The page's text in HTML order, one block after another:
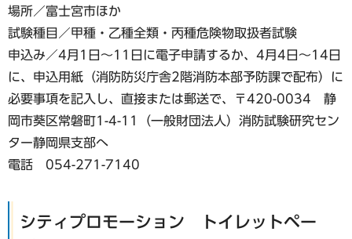
場所／富士宮市ほか
試験種目／甲種・乙種全類・丙種危険物取扱者試験
申込み／4月1日〜11日に電子申請するか、4月4日〜14日
に、申込用紙（消防防災庁舎2階消防本部予防課で配布）に
必要事項を記入し、直接または郵送で、〒420-0034 静
岡市葵区常磐町1-4-11（一般財団法人）消防試験研究セン
ター静岡県支部へ
電話 054-271-7140
シティプロモーション トイレットペー